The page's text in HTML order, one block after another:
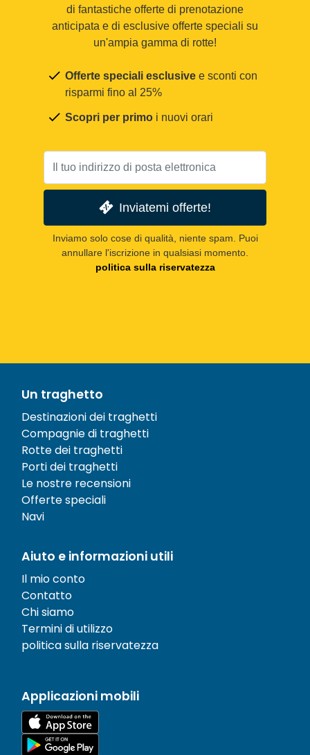
di fantastiche offerte di prenotazione
anticipata e di esclusive offerte speciali su
un'ampia gamma di rotte!
Offerte speciali esclusive e sconti con
risparmi fino al 25%
Scopri per primo i nuovi orari
Inviatemi offerte!
Inviamo solo cose di qualità, niente spam. Puoi
annullare l'iscrizione in qualsiasi momento.
politica sulla riservatezza
Un traghetto
Destinazioni dei traghetti
Compagnie di traghetti
Rotte dei traghetti
Porti dei traghetti
Le nostre recensioni
Offerte speciali
Navi
Aiuto e informazioni utili
Il mio conto
Contatto
Chi siamo
Termini di utilizzo
politica sulla riservatezza
Applicazioni mobili